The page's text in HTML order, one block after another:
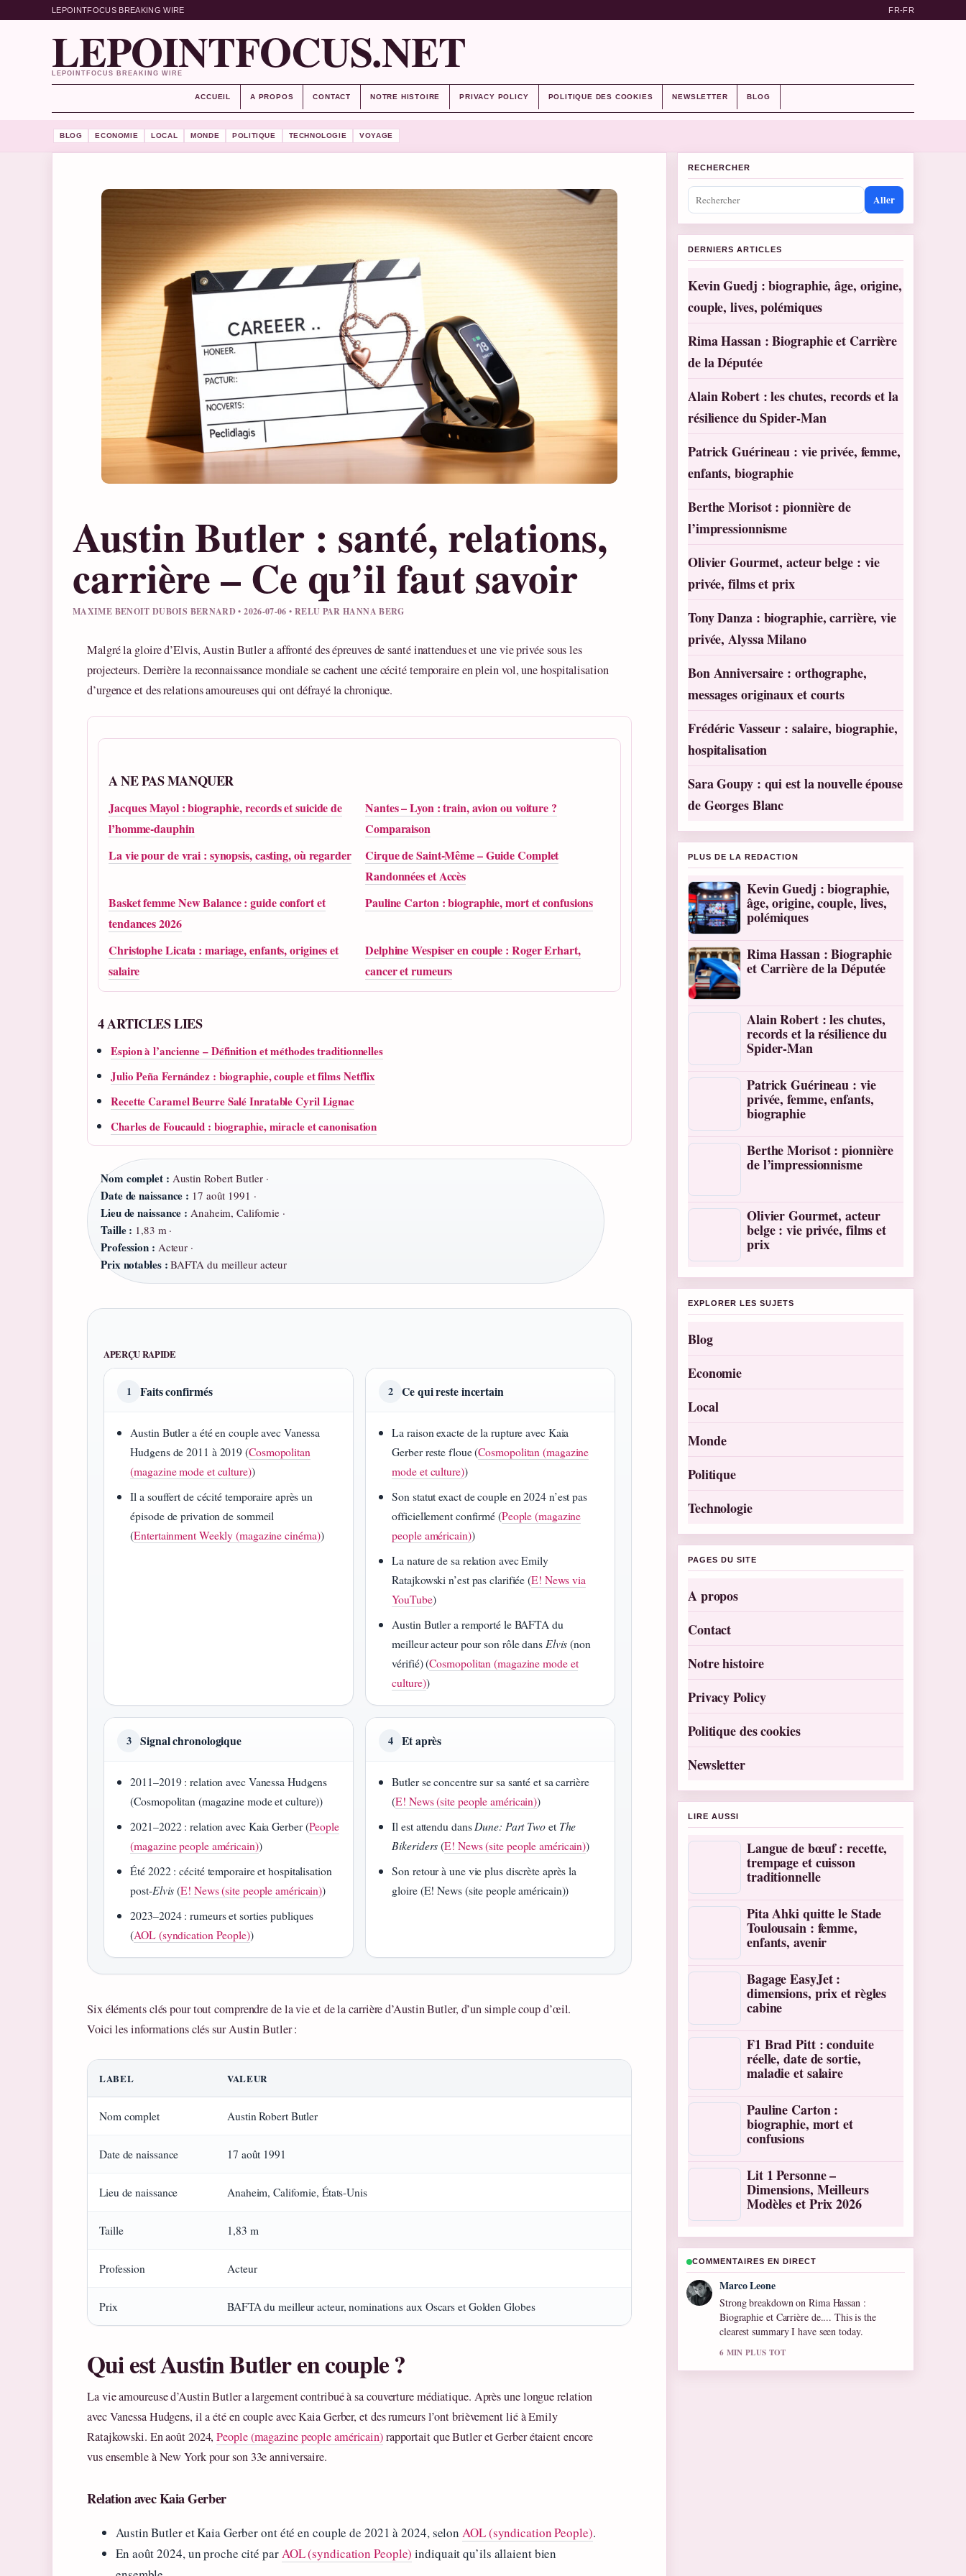
LEPOINTFOCUS BREAKING WIRE FR-FR
LEPOINTFOCUS.NET
LEPOINTFOCUS BREAKING WIRE
ACCUEIL A PROPOS CONTACT NOTRE HISTOIRE PRIVACY POLICY POLITIQUE DES COOKIES NEWSLETTER BLOG
BLOG ECONOMIE LOCAL MONDE POLITIQUE TECHNOLOGIE VOYAGE
Austin Butler : santé, relations,
carrière – Ce qu’il faut savoir
MAXIME BENOIT DUBOIS BERNARD • 2026-07-06 • RELU PAR HANNA BERG
Malgré la gloire d’Elvis, Austin Butler a affronté des épreuves de santé inattendues et une vie privée sous les
projecteurs. Derrière la reconnaissance mondiale se cachent une cécité temporaire en plein vol, une hospitalisation
d’urgence et des relations amoureuses qui ont défrayé la chronique.
A NE PAS MANQUER
Jacques Mayol : biographie, records et suicide de
l’homme-dauphin
Nantes – Lyon : train, avion ou voiture ?
Comparaison
La vie pour de vrai : synopsis, casting, où regarder
Cirque de Saint-Même – Guide Complet
Randonnées et Accès
Basket femme New Balance : guide confort et
tendances 2026
Pauline Carton : biographie, mort et confusions
Christophe Licata : mariage, enfants, origines et
salaire
Delphine Wespiser en couple : Roger Erhart,
cancer et rumeurs
4 ARTICLES LIES
Espion à l’ancienne – Définition et méthodes traditionnelles
Julio Peña Fernández : biographie, couple et films Netflix
Recette Caramel Beurre Salé Inratable Cyril Lignac
Charles de Foucauld : biographie, miracle et canonisation
Nom complet : Austin Robert Butler ·
Date de naissance : 17 août 1991 ·
Lieu de naissance : Anaheim, Californie ·
Taille : 1,83 m ·
Profession : Acteur ·
Prix notables : BAFTA du meilleur acteur
APERÇU RAPIDE
1 Faits confirmés
Austin Butler a été en couple avec Vanessa
Hudgens de 2011 à 2019 (Cosmopolitan
(magazine mode et culture))
Il a souffert de cécité temporaire après un
épisode de privation de sommeil
(Entertainment Weekly (magazine cinéma))
2 Ce qui reste incertain
La raison exacte de la rupture avec Kaia
Gerber reste floue (Cosmopolitan (magazine
mode et culture))
Son statut exact de couple en 2024 n’est pas
officiellement confirmé (People (magazine
people américain))
La nature de sa relation avec Emily
Ratajkowski n’est pas clarifiée (E! News via
YouTube)
Austin Butler a remporté le BAFTA du
meilleur acteur pour son rôle dans Elvis(non
vérifié) (Cosmopolitan (magazine mode et
culture))
3 Signal chronologique
2011–2019 : relation avec Vanessa Hudgens
(Cosmopolitan (magazine mode et culture))
2021–2022 : relation avec Kaia Gerber (People
(magazine people américain))
Été 2022 : cécité temporaire et hospitalisation
post-Elvis(E! News (site people américain))
2023–2024 : rumeurs et sorties publiques
(AOL (syndication People))
4 Et après
Butler se concentre sur sa santé et sa carrière
(E! News (site people américain))
Il est attendu dansDune: Part Twoet The
Bikeriders(E! News (site people américain))
Son retour à une vie plus discrète après la
gloire (E! News (site people américain))
Six éléments clés pour tout comprendre de la vie et de la carrière d’Austin Butler, d’un simple coup d’œil.
Voici les informations clés sur Austin Butler :
LABEL VALEUR
Nom complet Austin Robert Butler
Date de naissance 17 août 1991
Lieu de naissance Anaheim, Californie, États-Unis
Taille 1,83 m
Profession Acteur
Prix BAFTA du meilleur acteur, nominations aux Oscars et Golden Globes
Qui est Austin Butler en couple ?
La vie amoureuse d’Austin Butler a largement contribué à sa couverture médiatique. Après une longue relation
avec Vanessa Hudgens, il a été en couple avec Kaia Gerber, et des rumeurs l’ont brièvement lié à Emily
Ratajkowski. En août 2024,People (magazine people américain)rapportait que Butler et Gerber étaient encore
vus ensemble à New York pour son 33e anniversaire.
Relation avec Kaia Gerber
Austin Butler et Kaia Gerber ont été en couple de 2021 à 2024, selonAOL (syndication People).
En août 2024, un proche cité parAOL (syndication People) indiquait qu’ils allaient bien
RECHERCHER
Aller
DERNIERS ARTICLES
Kevin Guedj : biographie, âge, origine,
couple, lives, polémiques
Rima Hassan : Biographie et Carrière
de la Députée
Alain Robert : les chutes, records et la
résilience du Spider-Man
Patrick Guérineau : vie privée, femme,
enfants, biographie
Berthe Morisot : pionnière de
l’impressionnisme
Olivier Gourmet, acteur belge : vie
privée, films et prix
Tony Danza : biographie, carrière, vie
privée, Alyssa Milano
Bon Anniversaire : orthographe,
messages originaux et courts
Frédéric Vasseur : salaire, biographie,
hospitalisation
Sara Goupy : qui est la nouvelle épouse
de Georges Blanc
PLUS DE LA REDACTION
Kevin Guedj : biographie,
âge, origine, couple, lives,
polémiques
Rima Hassan : Biographie
et Carrière de la Députée
Alain Robert : les chutes,
records et la résilience du
Spider-Man
Patrick Guérineau : vie
privée, femme, enfants,
biographie
Berthe Morisot : pionnière
de l’impressionnisme
Olivier Gourmet, acteur
belge : vie privée, films et
prix
EXPLORER LES SUJETS
Blog
Economie
Local
Monde
Politique
Technologie
PAGES DU SITE
A propos
Contact
Notre histoire
Privacy Policy
Politique des cookies
Newsletter
LIRE AUSSI
Langue de bœuf : recette,
trempage et cuisson
traditionnelle
Pita Ahki quitte le Stade
Toulousain : femme,
enfants, avenir
Bagage EasyJet :
dimensions, prix et règles
cabine
F1 Brad Pitt : conduite
réelle, date de sortie,
maladie et salaire
Pauline Carton :
biographie, mort et
confusions
Lit 1 Personne –
Dimensions, Meilleurs
Modèles et Prix 2026
COMMENTAIRES EN DIRECT
Nina Brooks
Following Alain Robert : les chutes, records
et... closely - appreciate the balanced tone
here.
8 MIN PLUS TOT